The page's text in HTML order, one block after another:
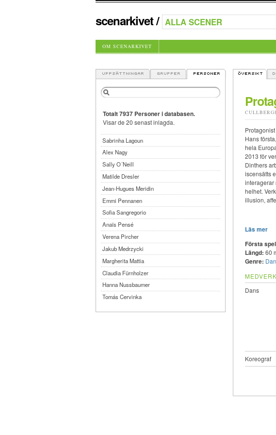
scenarkivet/
OM SCENARKIVET
Hans
hela
2013 för
Dinthers
iscensätts
interagerar
helhet.
illusion,
Läs mer
Första
Längd: 60
Genre:
Dans
Koreograf
Totalt 7937 Personer i databasen.
Visar de 20 senast inlagda.
Sabrinha Lagoun
Alex Nagy
Sally O´Neill
Matilde Dresler
Jean-Hugues Meridin
Emmi Pennanen
Sofia Sangregorio
Anaïs Pensé
Verena Pircher
Jakub Medrzycki
Margherita Mattia
Claudia Fürnholzer
Hanna Nussbaumer
Tomás Cervinka